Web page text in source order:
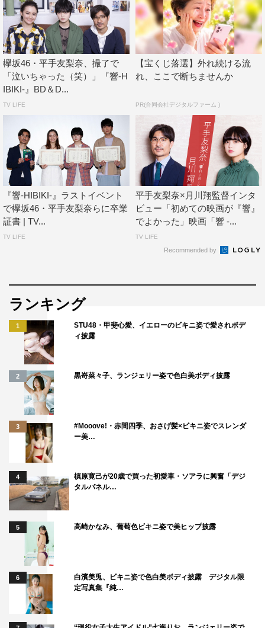
3月6日（水）発売
■Blu-ray 豪華版
￥7,800＋税
■DVD 豪華版
￥6,800＋税
＜Blu-ray＆DVD 豪華版 共通特典＞
【特典ディスク 1】
本編ビジュアルコメンタリー
平手友梨奈、アヤカ・ウィルソン、月川翔監督が「響 -
HIBIKI-」を観ながらしゃべりたおすビジュアルコメンタ
リー
【特典ディスク 2】
メイキングドキュメンタリー
平手友梨奈映画初出演にして初主演作「響 -HIBIKI-」の撮
影現場に密着。
怒とうの撮影の様子や貴重なオフの表情、キャスト＆スタ
ッフのインタビューなどで紡ぐドキュメント。
欅坂46・平手友梨奈、撮了で
「泣いちゃった（笑）」『響-H
IBIKI-』BD＆D...
TV LIFE
【宝くじ落選】外れ続ける流
れ、ここで断ちませんか
PR(合同会社デジタルファーム )
『響-HIBIKI-』ラストイベント
で欅坂46・平手友梨奈らに卒業
証書 | TV...
TV LIFE
平手友梨奈×月川翔監督インタ
ビュー「初めての映画が『響』
でよかった」映画「響 -...
TV LIFE
Recommended by
ランキング
1
STU48・甲斐心愛、イエローのビキニ姿で愛されボデ
ィ披露
2 黒嵜菜々子、ランジェリー姿で色白美ボディ披露
3
#Mooove!・赤間四季、おさげ髪×ビキニ姿でスレンダ
ー美…
4
槙原寛己が20歳で買った初愛車・ソアラに興奮「デジ
タルパネル…
5 高崎かなみ、葡萄色ビキニ姿で美ヒップ披露
6
白濱美兎、ビキニ姿で色白美ボディ披露 デジタル限
定写真集『純…